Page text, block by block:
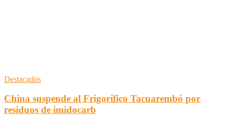
Destacados
China suspende al Frigorífico Tacuarembó por
residuos de imidocarb